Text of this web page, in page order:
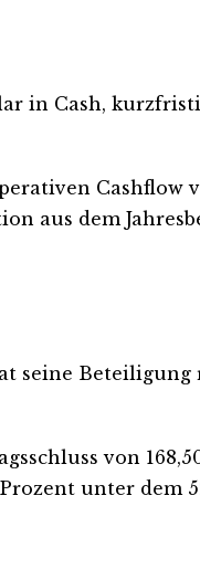
in Cash,
Cashflow
aus dem
seine Beteiligung
von
unter dem